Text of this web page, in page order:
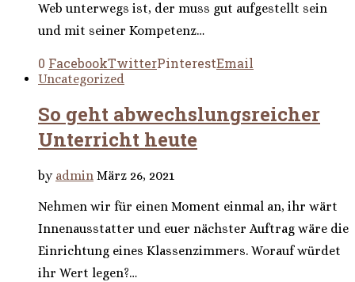
Web unterwegs ist, der muss gut aufgestellt sein
und mit seiner Kompetenz…
0 FacebookTwitterPinterestEmail
Uncategorized
So geht abwechslungsreicher
Unterricht heute
by admin März 26, 2021
Nehmen wir für einen Moment einmal an, ihr wärt
Innenausstatter und euer nächster Auftrag wäre die
Einrichtung eines Klassenzimmers. Worauf würdet
ihr Wert legen?…